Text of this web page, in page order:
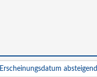
Erscheinungsdatum absteigend